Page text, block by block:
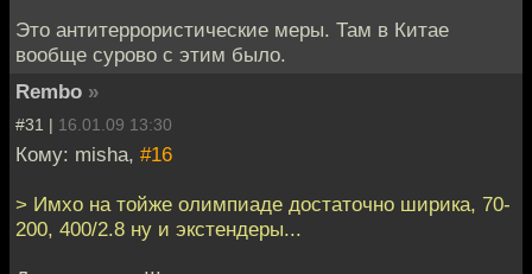
Это антитеррористические меры. Там в Китае
вообще сурово с этим было.
Rembo »
#31 | 16.01.09 13:30
Кому: misha, #16
> Имхо на тойже олимпиаде достаточно ширика, 70-
200, 400/2.8 ну и экстендеры...